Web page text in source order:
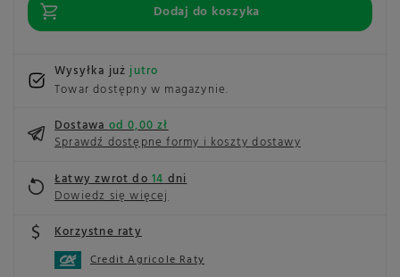
Dodaj do koszyka
Wysyłka jużjutro
Towar dostępny w magazynie
Dostawaod 0,00 zł
Sprawdź dostępne formy i koszty dostawy
Łatwy zwrot do14dni
Dowiedz się więcej
Korzystne raty
Credit Agricole Raty